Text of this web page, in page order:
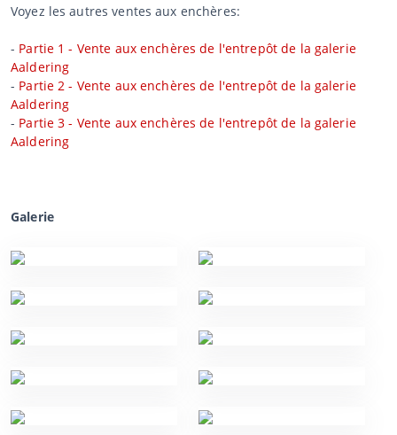
Voyez les autres ventes aux enchères:
- Partie 1 - Vente aux enchères de l'entrepôt de la galerie
Aaldering
- Partie 2 - Vente aux enchères de l'entrepôt de la galerie
Aaldering
- Partie 3 - Vente aux enchères de l'entrepôt de la galerie
Aaldering
Galerie